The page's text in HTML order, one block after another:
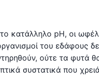
κατάλληλο pH, οι
του εδάφους
ούτε τα φυτά
συστατικά που